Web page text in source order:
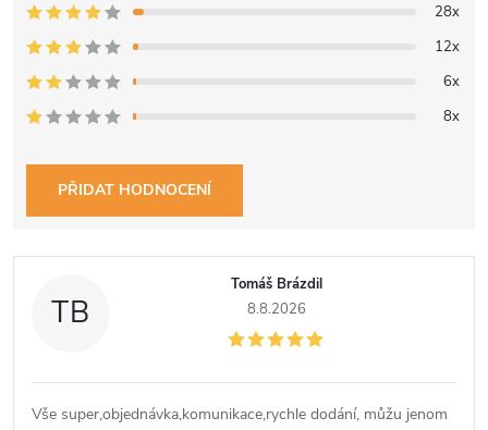
28x
12x
6x
8x
PŘIDAT HODNOCENÍ
V
TB
Tomáš Brázdil
8.8.2026
Vše super,objednávka,komunikace,rychle dodání, můžu jenom